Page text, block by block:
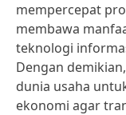
mempercepat
membawa
teknologi
Dengan
dunia usaha
ekonomi agar